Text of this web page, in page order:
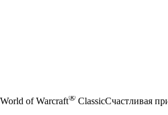
World of Warcraft® ClassicСчастливая